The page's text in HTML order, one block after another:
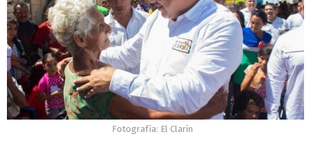
Fotografía: El Clarín